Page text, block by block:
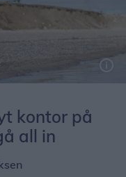
mediet.
kontor på
all in